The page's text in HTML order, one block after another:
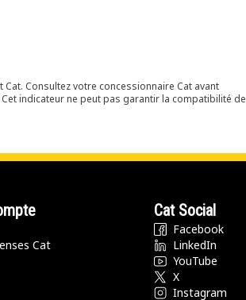
Consultez votre concessionnaire Cat avant
indicateur ne peut pas garantir la compatibilité de
Cat
Cat Social
Facebook
LinkedIn
YouTube
X
Instagram